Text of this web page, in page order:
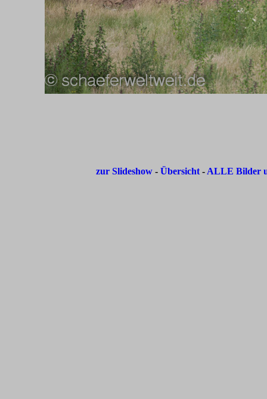
zur Slideshow -Übersicht- ALLE Bilder